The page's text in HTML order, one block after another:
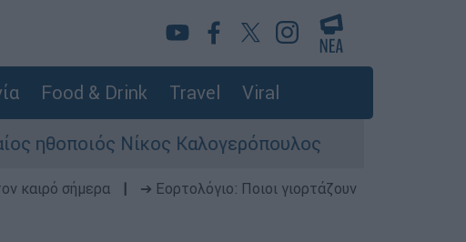
Food & Drink Travel Viral
Νίκος Καλογερόπουλος Σκιάθος:
καιρό σήμερα
➔ Εορτολόγιο: Ποιοι γιορτάζουν